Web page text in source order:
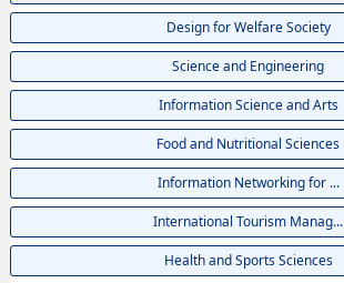
Design for Welfare Society
Science and Engineering
Information Science and Arts
Food and Nutritional Sciences
Information Networking for ...
International Tourism Manag...
Health and Sports Sciences